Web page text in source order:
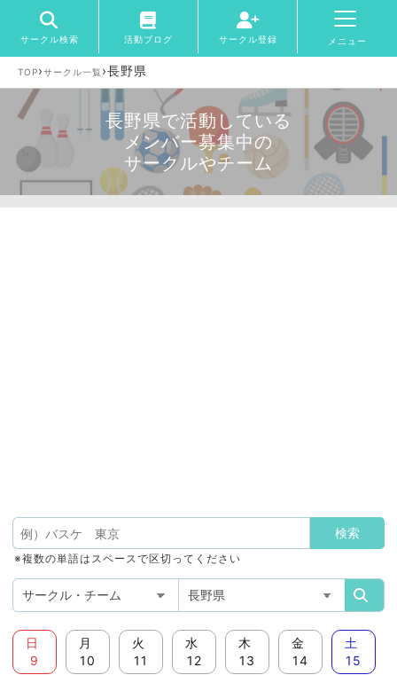
サークル検索 活動ブログ サークル登録 メニュー
TOP›サークル一覧 ›長野県
長野県で活動している
メンバー募集中の
サークルやチーム
※複数の単語はスペースで区切ってください
日
9
月
10
火
11
水
12
木
13
金
14
土
15